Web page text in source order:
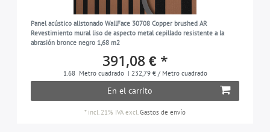
Panel acústico alistonado WallFace 30708 Copper brushed AR
Revestimiento mural liso de aspecto metal cepillado resistente a la
abrasión bronce negro 1,68 m2
391,08 € *
1.68 Metro cuadrado | 232,79 € / Metro cuadrado
En el carrito
* incl. 21% IVA excl. Gastos de envío